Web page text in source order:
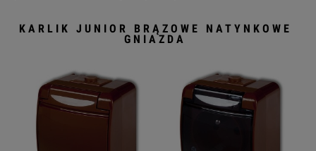
KARLIK JUNIOR BRĄZOWE NATYNKOWE
GNIAZDA